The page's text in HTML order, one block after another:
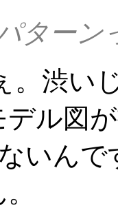
ターン
。渋い
ル図
いん